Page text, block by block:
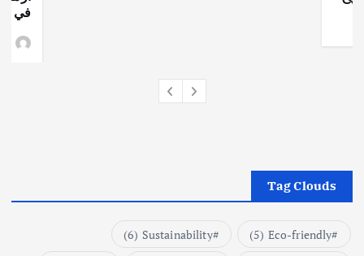
في
Tag Clouds
Eco-friendly
(5)
Sustainability
(6)